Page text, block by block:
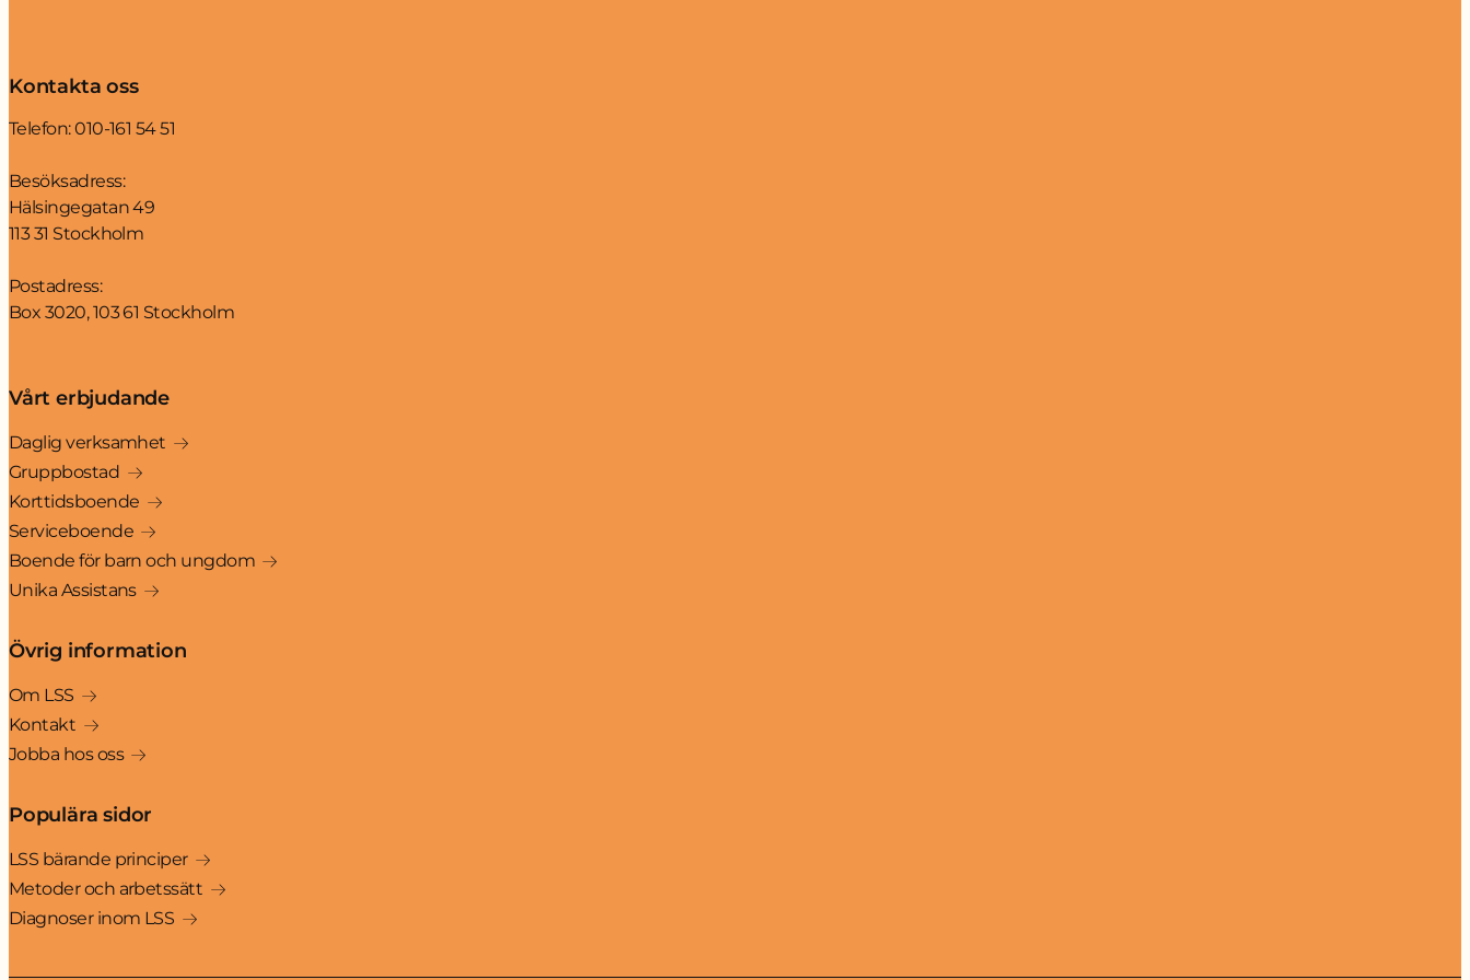
Kontakta oss
Telefon:010-161 54 51
Besöksadress:
Hälsingegatan 49
113 31 Stockholm
Postadress:
Box 3020, 103 61 Stockholm
Vårt erbjudande
Daglig verksamhet
Gruppbostad
Korttidsboende
Serviceboende
Boende för barn och ungdom
Unika Assistans
Övrig information
Om LSS
Kontakt
Jobba hos oss
Populära sidor
LSS bärande principer
Metoder och arbetssätt
Diagnoser inom LSS